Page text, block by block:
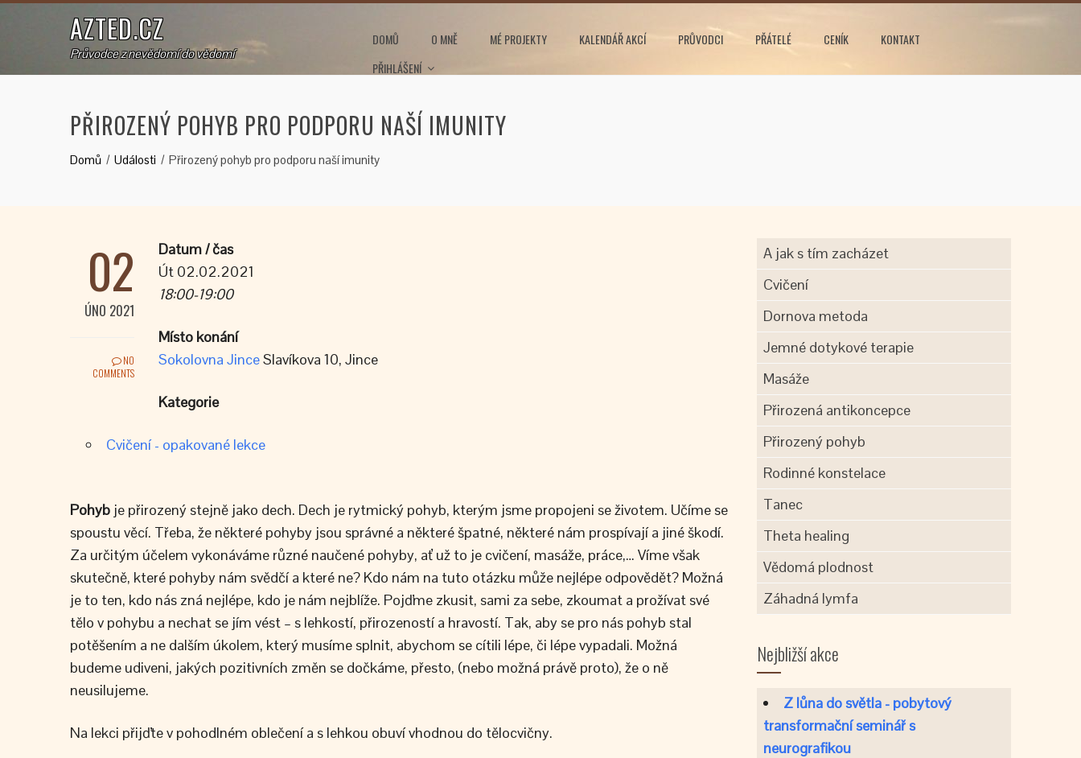
AZTED.CZ
Průvodce z nevědomí do vědomí
DOMŮ O MNĚ MÉ PROJEKTY KALENDÁŘ AKCÍ PRŮVODCI PŘÁTELÉ CENÍK
KONTAKT
PŘIHLÁŠENÍ
PŘIROZENÝ POHYB PRO PODPORU NAŠÍ IMUNITY
Domů Události Přirozený pohyb pro podporu naší imunity
02
ÚNO 2021
NO
COMMENTS
Datum / čas
Út 02.02.2021
18:00-19:00
Místo konání
Sokolovna JinceSlavíkova 10, Jince
Kategorie
Cvičení - opakované lekce
Pohyb je přirozený stejně jako dech. Dech je rytmický pohyb, kterým jsme propojeni se životem. Učíme se
spoustu věcí. Třeba, že některé pohyby jsou správné a některé špatné, některé nám prospívají a jiné škodí.
Za určitým účelem vykonáváme různé naučené pohyby, ať už to je cvičení, masáže, práce,… Víme však
skutečně, které pohyby nám svědčí a které ne? Kdo nám na tuto otázku může nejlépe odpovědět? Možná
je to ten, kdo nás zná nejlépe, kdo je nám nejblíže. Pojďme zkusit, sami za sebe, zkoumat a prožívat své
tělo v pohybu a nechat se jím vést – s lehkostí, přirozeností a hravostí. Tak, aby se pro nás pohyb stal
potěšením a ne dalším úkolem, který musíme splnit, abychom se cítili lépe, či lépe vypadali. Možná
budeme udiveni, jakých pozitivních změn se dočkáme, přesto, (nebo možná právě proto), že o ně
neusilujeme.
Na lekci přijďte v pohodlném oblečení a s lehkou obuví vhodnou do tělocvičny.
A jak s tím zacházet
Cvičení
Dornova metoda
Jemné dotykové terapie
Masáže
Přirozená antikoncepce
Přirozený pohyb
Rodinné konstelace
Tanec
Theta healing
Vědomá plodnost
Záhadná lymfa
Nejbližší akce
Z lůna do světla - pobytový
transformační seminář s
neurografikou